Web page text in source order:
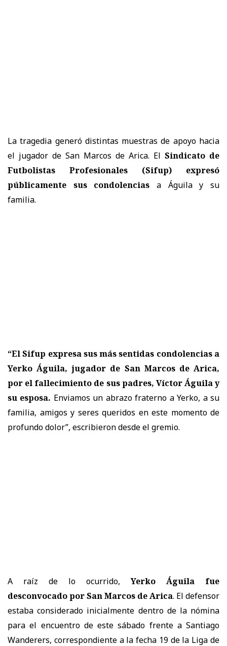
La tragedia generó distintas muestras de apoyo hacia
el jugador de San Marcos de Arica. El Sindicato de
Futbolistas Profesionales (Sifup) expresó
públicamente sus condolencias a Águila y su
familia.
“El Sifup expresa sus más sentidas condolencias a
Yerko Águila, jugador de San Marcos de Arica,
por el fallecimiento de sus padres, Víctor Águila y
su esposa. Enviamos un abrazo fraterno a Yerko, a su
familia, amigos y seres queridos en este momento de
profundo dolor”, escribieron desde el gremio.
A raíz de lo ocurrido,Yerko Águila fue
desconvocado por San Marcos de Arica. El defensor
estaba considerado inicialmente dentro de la nómina
para el encuentro de este sábado frente a Santiago
Wanderers, correspondiente a la fecha 19 de la Liga de